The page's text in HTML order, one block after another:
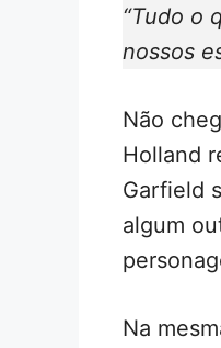
“Tudo o
nossos
Não
Holland
Garfield
algum
Na